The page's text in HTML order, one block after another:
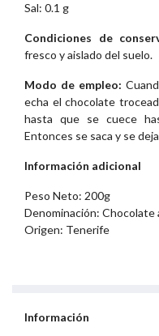
Sal: 0.1 g
Condiciones de
fresco y aislado del suelo.
Modo de empleo:
echa el chocolate
hasta que se cuece
Entonces se saca y se
Información adicional
Peso Neto: 200g
Denominación: Chocolate
Origen: Tenerife
Información